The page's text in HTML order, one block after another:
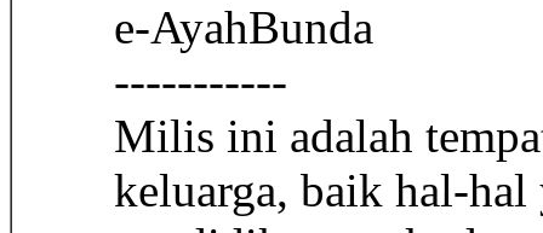
e-AyahBunda
-----------
Milis ini adalah
keluarga, baik hal-hal